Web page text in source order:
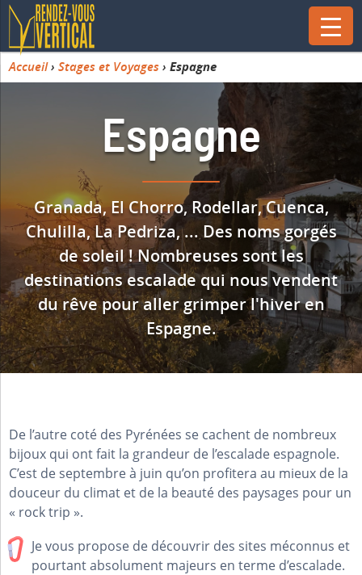
Accueil›Stages et Voyages›Espagne
Espagne
Granada, El Chorro, Rodellar, Cuenca,
Chulilla, La Pedriza, ... Des noms gorgés
de soleil ! Nombreuses sont les
destinations escalade qui nous vendent
du rêve pour aller grimper l'hiver en
Espagne.
De l’autre coté des Pyrénées se cachent de nombreux
bijoux qui ont fait la grandeur de l’escalade espagnole.
C’est de septembre à juin qu’on profitera au mieux de la
douceur du climat et de la beauté des paysages pour un
« rock trip ».
Je vous propose de découvrir des sites méconnus et
pourtant absolument majeurs en terme d’escalade.